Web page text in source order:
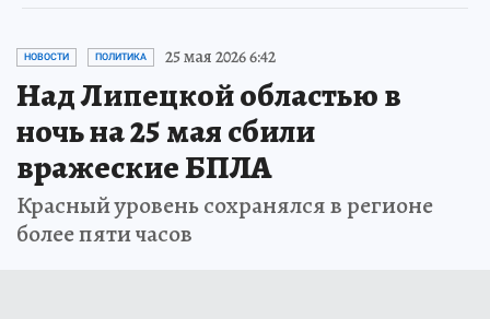
НОВОСТИ ПОЛИТИКА 25 мая 2026 6:42
Над Липецкой областью в
ночь на 25 мая сбили
вражеские БПЛА
Красный уровень сохранялся в регионе
более пяти часов